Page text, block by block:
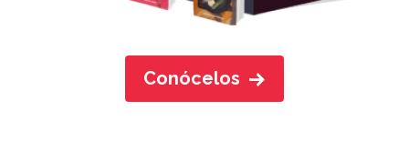
Conócelos